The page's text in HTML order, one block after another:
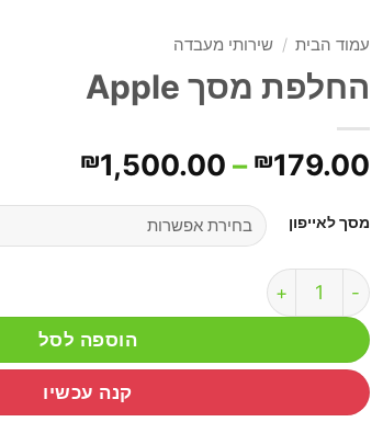
עמוד הבית / שירותי מעבדה
החלפת מסך Apple
₪179.00
–
₪1,500.00
עד
מסך לאייפון
כמות של החלפת מסך Apple
הוספה לסל
קנה עכשיו